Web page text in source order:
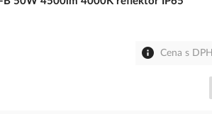
Cena s DPH